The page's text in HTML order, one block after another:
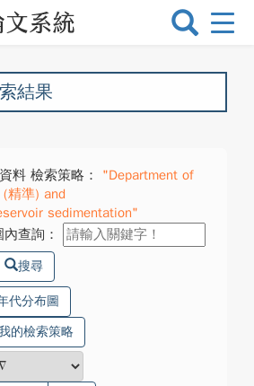
選
換
結果
料 檢索策略：
"Department of
精準) and
sedimentation"
查詢：
搜尋
代分布圖
的檢索策略